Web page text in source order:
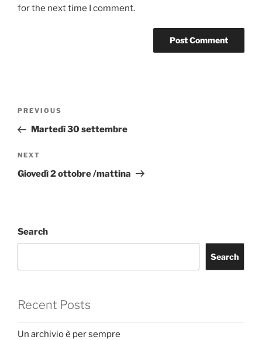
for the next time I comment.
Previous
Post
PREVIOUS
Martedì 30 settembre
Next
Post
NEXT
Giovedì 2 ottobre /mattina
Search
Search
Recent Posts
Un archivio è per sempre